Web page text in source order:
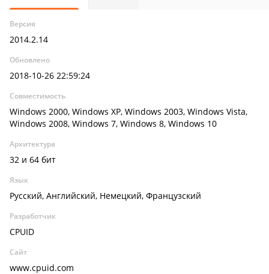
Версия
2014.2.14
Обновлено
2018-10-26 22:59:24
Совместимость
Windows 2000, Windows XP, Windows 2003, Windows Vista,
Windows 2008, Windows 7, Windows 8, Windows 10
Архитектура
32 и 64 бит
Язык
Русский, Английский, Немецкий, Французский
Разработчик
CPUID
Сайт
www.cpuid.com